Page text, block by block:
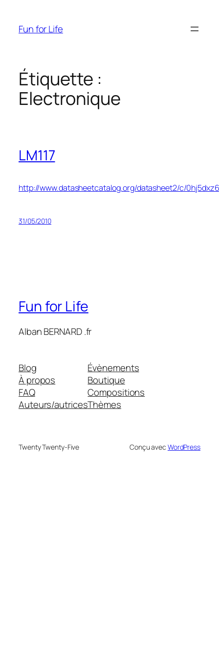
contenu
Fun for Life
Étiquette :
Electronique
LM117
http://www.datasheetcatalog.org/datasheet2/c/
31/05/2010
Fun for Life
Alban BERNARD .fr
Blog
À propos
FAQ
Auteurs/autrices
Évènements
Boutique
Compositions
Thèmes
Twenty Twenty-Five Conçu avec WordPress